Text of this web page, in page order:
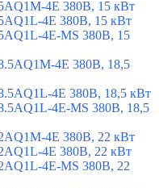
4E 380В, 15 кВт
4E 380В, 15 кВт
4E-MS 380В, 15
4E 380В, 18,5
4E 380В, 18,5 кВт
4E-MS 380В, 18,5
4E 380В, 22 кВт
4E 380В, 22 кВт
4E-MS 380В, 22